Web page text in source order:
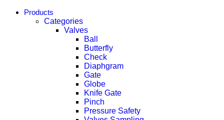
Products
Categories
Valves
Ball
Butterfly
Check
Diaphgram
Gate
Globe
Knife Gate
Pinch
Pressure Safety